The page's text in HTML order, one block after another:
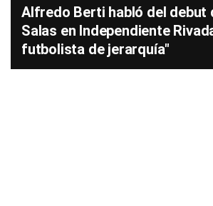
Alfredo Berti habló del debut
Salas en Independiente
futbolista de jerarquía"